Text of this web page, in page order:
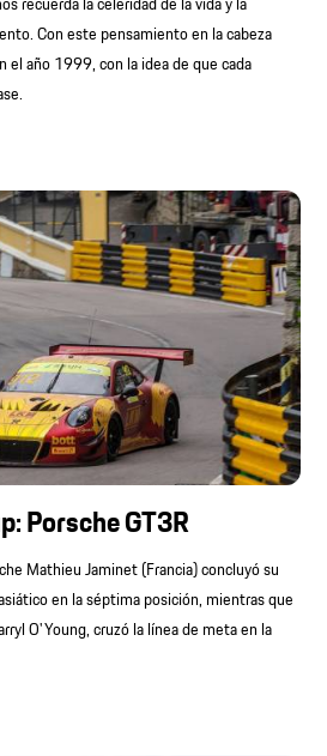
Con este pensamiento en la cabeza
el año 1999, con la idea de que cada
Porsche GT3R
Mathieu Jaminet (Francia) concluyó su
en la séptima posición, mientras que
O'Young, cruzó la línea de meta en la